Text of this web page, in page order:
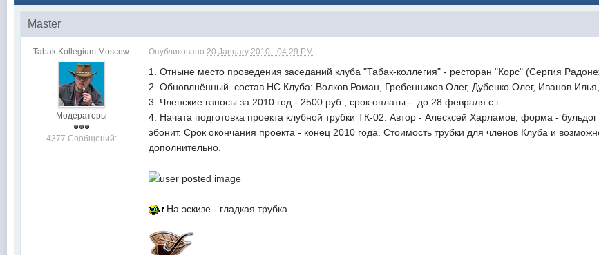
Master
Tabak Kollegium Moscow
Модераторы
4377 Сообщений:
Опубликовано20 January 2010 - 04:29 PM
1. Отныне место проведения заседаний клуба "Табак-коллегия" - ресторан "Корс" (Сергия
2. Обновлнённый состав НС Клуба: Волков Роман, Гребенников Олег, Дубенко Олег, Иванов
3. Членские взносы за 2010 год - 2500 руб., срок оплаты - до 28 февраля с.г..
4. Начата подготовка проекта клубной трубки ТК-02. Автор - Алесксей Харламов, форма -
эбонит. Срок окончания проекта - конец 2010 года. Стоимость трубки для членов Клуба и
дополнительно.
На эскизе - гладкая трубка.